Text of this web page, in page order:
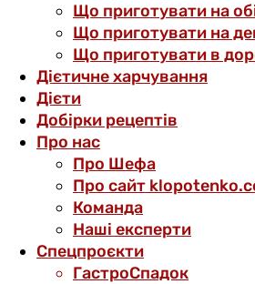
Що приготувати на
Що приготувати на
Що приготувати в
Дієтичне харчування
Дієти
Добірки рецептів
Про нас
Про Шефа
Про сайт
Команда
Наші експерти
Спецпроєкти
ГастроСпадок